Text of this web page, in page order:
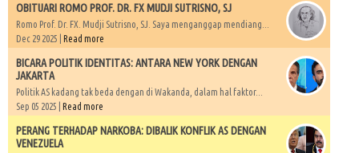
OBITUARI ROMO PROF. DR. FX MUDJI SUTRISNO, SJ
Romo Prof. Dr. FX. Mudji Sutrisno, SJ. Saya menganggap mendiang...
Dec 29 2025 | Read more
BICARA POLITIK IDENTITAS: ANTARA NEW YORK DENGAN
JAKARTA
Politik AS kadang tak beda dengan di Wakanda, dalam hal faktor...
Sep 05 2025 | Read more
PERANG TERHADAP NARKOBA: DIBALIK KONFLIK AS DENGAN
VENEZUELA